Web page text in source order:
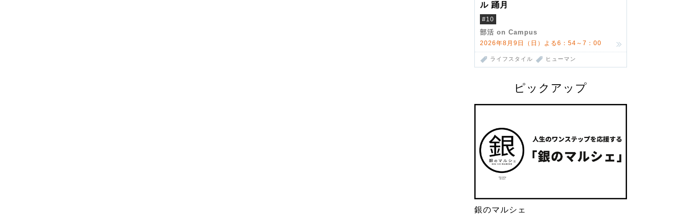
ル 踊月
#10
部活 on Campus
2026年8月9日（日）よる6：54～7：00
ライフスタイル ヒューマン
ピックアップ
銀のマルシェ